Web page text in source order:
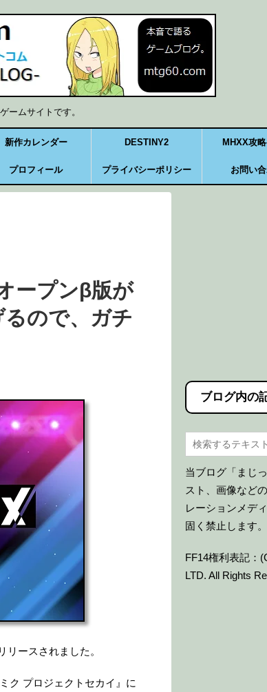
ームサイトです。
新作カレンダー DESTINY2 MHXX攻
プロフィール プライバシーポリシー お問い
ープンβ版が
ので、ガチ
リースされました。
ク プロジェクトセカイ』に
ブログ内の
当ブログ「まじ
スト、画像など
レーションメデ
固く禁止します。
FF14権利表記：
LTD. All Rights